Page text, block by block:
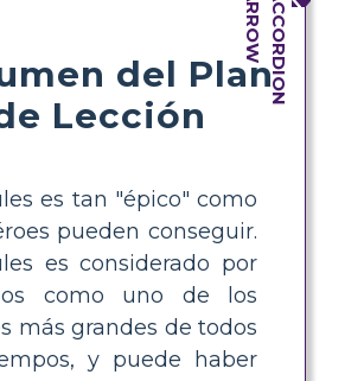
del Plan
Lección
es tan "épico" como
pueden conseguir.
es considerado por
como uno de los
más grandes de todos
y puede haber